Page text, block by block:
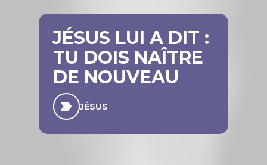
JÉSUS LUI A DIT :
TU DOIS NAÎTRE
DE NOUVEAU
JÉSUS